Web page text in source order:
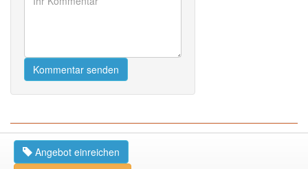
Kommentar senden
Ähnliche Produkte Right Now on eBay
Angebot einreichen